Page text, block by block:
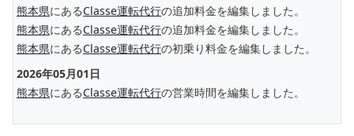
熊本県にあるClasse運転代行の追加料金を編集しました。
熊本県にあるClasse運転代行の追加料金を編集しました。
熊本県にあるClasse運転代行の初乗り料金を編集しました。
2026年05月01日
熊本県にあるClasse運転代行の営業時間を編集しました。